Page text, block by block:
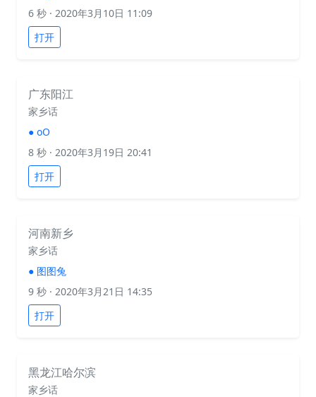
6 秒 · 2020年3月10日 11:09
打开
广东阳江
家乡话
● oO
8 秒 · 2020年3月19日 20:41
打开
河南新乡
家乡话
● 图图兔
9 秒 · 2020年3月21日 14:35
打开
黑龙江哈尔滨
家乡话